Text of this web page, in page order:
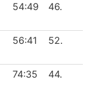
54:49 46.
56:41 52.
74:35 44.